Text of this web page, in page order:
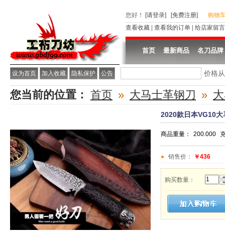
设为首页 加入收藏 隐私保护 公告
您好 ！ [请登录] [免费注册]
购物
查看收藏
查看我的订单 给店家留言
首页 最新商品 名刀品牌
价格
您当前的位置： 首页 » 大马士革钢刀 »
2020款日本VG10
商品重量： 200.000
销售价： ￥436
购买数量：